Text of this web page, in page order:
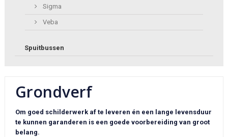
Sigma
Veba
Spuitbussen
Grondverf
Om goed schilderwerk af te leveren én een lange levensduur
te kunnen garanderen is een goede voorbereiding van groot
belang.